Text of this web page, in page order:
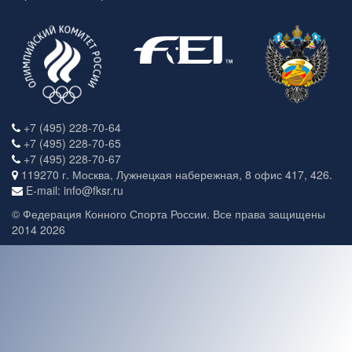
+7 (495) 228-70-64
+7 (495) 228-70-65
+7 (495) 228-70-67
119270 г. Москва, Лужнецкая набережная, 8 офис 417, 426.
E-mail: info@fksr.ru
© Федерация Конного Спорта России. Все права защищены
2014 2026